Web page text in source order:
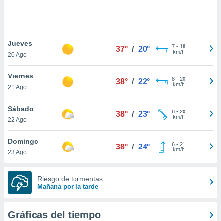
únicos
similares
como
sitio
de
posible
traten tus
en
Para
su
Jueves
20 Ago
37° / 20° 7- 18
km/h
Viernes
21 Ago
38° / 22° 8- 20
km/h
Sábado
22 Ago
38° / 23° 8- 20
km/h
Domingo
23 Ago
38° / 24° 6- 21
km/h
Riesgo de tormentas
Mañana por la tarde
Gráficas del tiempo